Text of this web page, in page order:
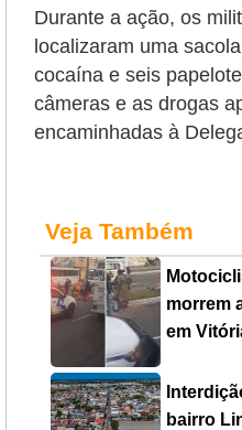
Durante a ação, os
localizaram uma
cocaína e seis
câmeras e as drogas
encaminhadas à
Veja Também
morrem
em
bairro